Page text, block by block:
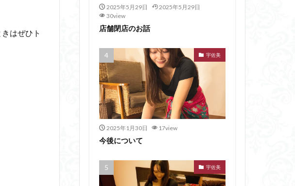
はぜひト
2025年5月29日
2025年5月29日
30view
店舗閉店のお話
宇佐美
2025年1月30日 17view
今後について
宇佐美